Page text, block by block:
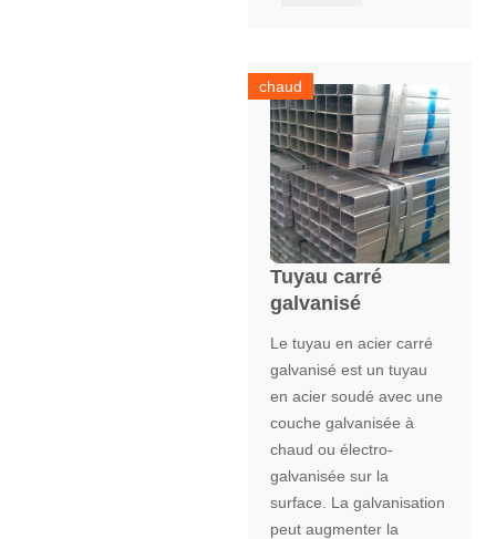
chaud
Tuyau carré
galvanisé
Le tuyau en acier carré
galvanisé est un tuyau
en acier soudé avec une
couche galvanisée à
chaud ou électro-
galvanisée sur la
surface. La galvanisation
peut augmenter la